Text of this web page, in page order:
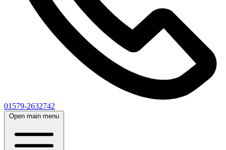
01579-2632742
Open main menu